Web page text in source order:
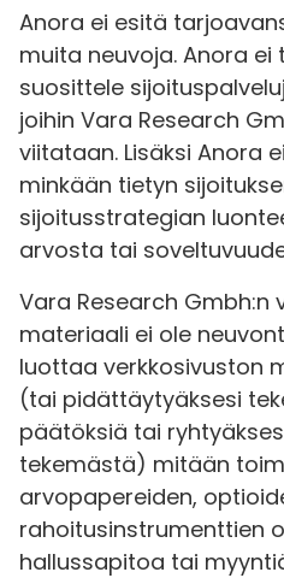
Anora ei esitä
muita neuvoja. Anora
suosittele
joihin Vara Research
viitataan. Lisäksi Anora
minkään tietyn
sijoitusstrategian
arvosta tai
Vara Research Gmbh:n
materiaali ei ole
luottaa verkkosivuston
(tai pidättäytyäksesi
päätöksiä tai
tekemästä) mitään
arvopapereiden,
rahoitusinstrumenttien
hallussapitoa tai